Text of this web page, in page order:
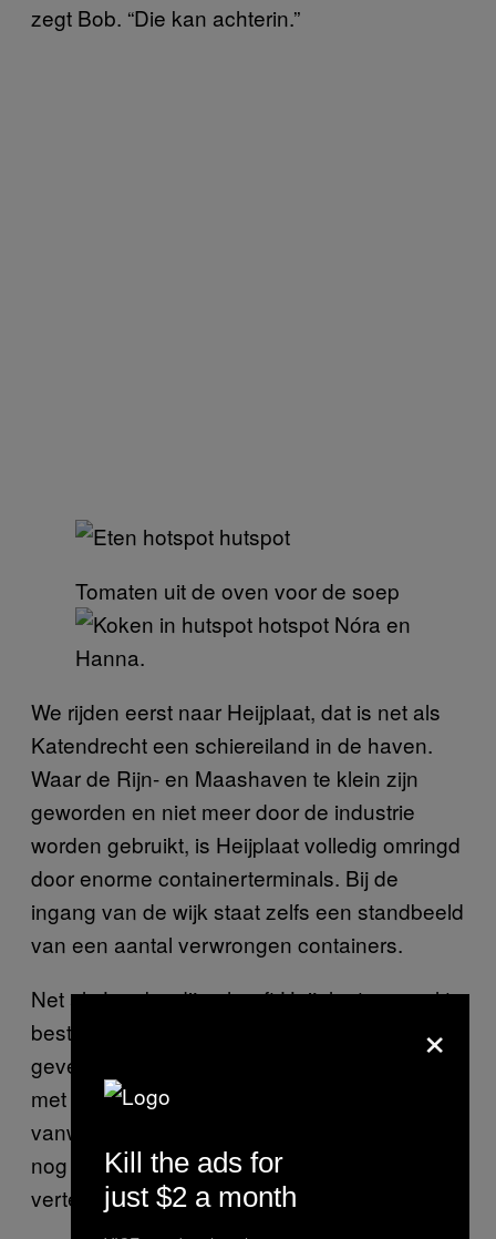
zegt Bob. “Die kan achterin.”
Tomaten uit de oven voor de soep
Nóra en
Hanna.
We rijden eerst naar Heijplaat, dat is net als
Katendrecht een schiereiland in de haven.
Waar de Rijn- en Maashaven te klein zijn
geworden en niet meer door de industrie
worden gebruikt, is Heijplaat volledig omringd
door enorme containerterminals. Bij de
ingang van de wijk staat zelfs een standbeeld
van een aantal verwrongen containers.
Net als Lombardijen heeft Heijplaat geen al te
beste naam in de stad. Hotspot is hier
gevestigd in een nieuw pand. Bob is bezig
met een kruidentuin voor de deur, maar
vanwege bureaucratie is dat in werkelijkheid
nog een grasveld. In de auto had Bob me al
verteld over Barry.
×
Kill the ads for
just $2 a month